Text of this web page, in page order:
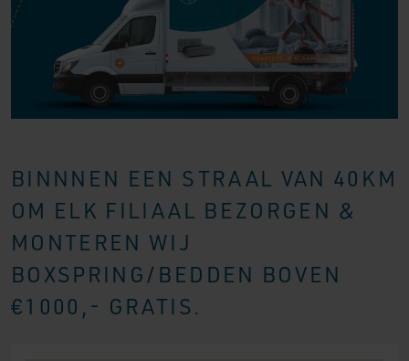
BINNNEN EEN STRAAL VAN 40KM
OM ELK FILIAAL BEZORGEN &
MONTEREN WIJ
BOXSPRING/BEDDEN BOVEN
€1000,- GRATIS.